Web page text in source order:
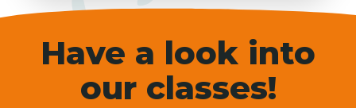
Have a look into
our classes!